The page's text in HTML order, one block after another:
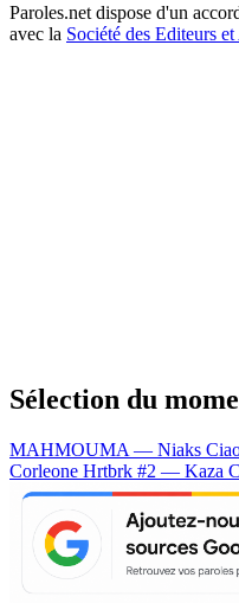
Paroles.net dispose d'un
avec la Société des Editeurs
Sélection du
MAHMOUMA — Niaks
Corleone Hrtbrk #2 — Kaza